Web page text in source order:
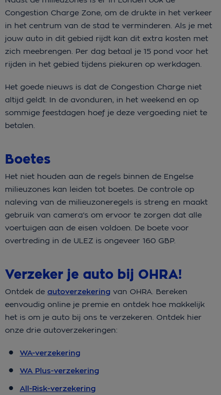
Congestion Charge Zone, om de drukte in het verkeer
in het centrum van de stad te verminderen. Als je met
jouw auto in dit gebied rijdt kan dit extra kosten met
zich meebrengen. Per dag betaal je 15 pond voor het
rijden in het gebied tijdens piekuren op werkdagen.
Het goede nieuws is dat de Congestion Charge niet
altijd geldt. In de avonduren, in het weekend en op
sommige feestdagen hoef je deze vergoeding niet te
betalen.
Boetes
Het niet houden aan de regels binnen de Engelse
milieuzones kan leiden tot boetes. De controle op
naleving van de milieuzoneregels is streng en maakt
gebruik van camera’s om ervoor te zorgen dat alle
voertuigen aan de eisen voldoen. De boete voor
overtreding in de ULEZ is ongeveer 160 GBP.
Verzeker je auto bij OHRA!
Ontdek de autoverzekering van OHRA. Bereken
eenvoudig online je premie en ontdek hoe makkelijk
het is om je auto bij ons te verzekeren. Ontdek hier
onze drie autoverzekeringen:
WA-verzekering
WA Plus-verzekering
All-Risk-verzekering